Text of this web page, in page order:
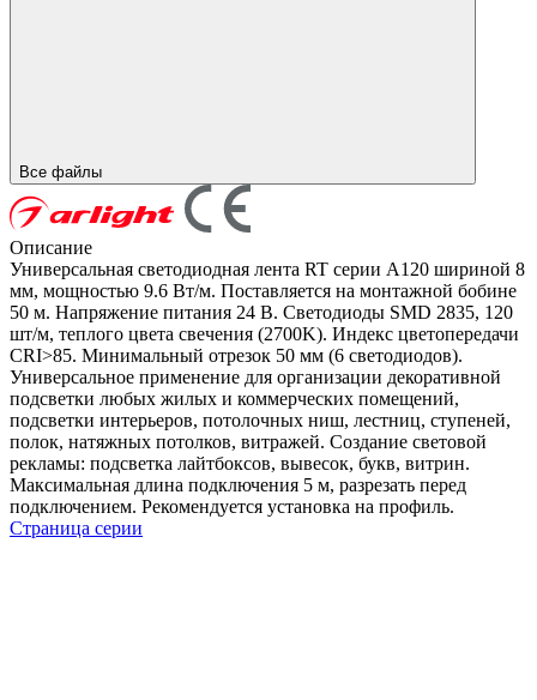
Все файлы
Описание
Универсальная светодиодная лента RT серии A120 шириной 8
мм, мощностью 9.6 Вт/м. Поставляется на монтажной бобине
50 м. Напряжение питания 24 В. Светодиоды SMD 2835, 120
шт/м, теплого цвета свечения (2700K). Индекс цветопередачи
CRI>85. Минимальный отрезок 50 мм (6 светодиодов).
Универсальное применение для организации декоративной
подсветки любых жилых и коммерческих помещений,
подсветки интерьеров, потолочных ниш, лестниц, ступеней,
полок, натяжных потолков, витражей. Создание световой
рекламы: подсветка лайтбоксов, вывесок, букв, витрин.
Максимальная длина подключения 5 м, разрезать перед
подключением. Рекомендуется установка на профиль.
Страница серии